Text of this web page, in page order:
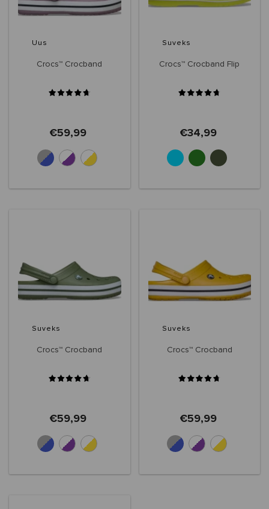
Uus
Crocs™ Crocband
€59,99
Suveks
Crocs™ Crocband Flip
€34,99
Suveks
Crocs™ Crocband
€59,99
Suveks
Crocs™ Crocband
€59,99